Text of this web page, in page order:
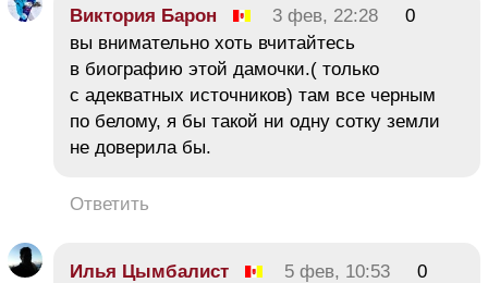
Виктория Барон 3 фев, 22:28
0
вы внимательно хоть вчитайтесь
в биографию этой дамочки.( только
с адекватных источников) там все черным
по белому, я бы такой ни одну сотку земли
не доверила бы.
Ответить
Илья Цымбалист 5 фев, 10:53
0